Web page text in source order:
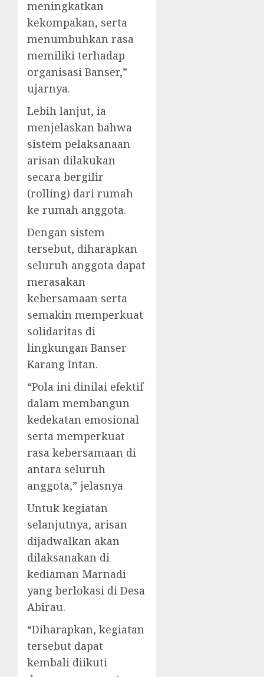
meningkatkan
kekompakan, serta
menumbuhkan rasa
memiliki terhadap
organisasi Banser,”
ujarnya.
Lebih lanjut, ia
menjelaskan bahwa
sistem pelaksanaan
arisan dilakukan
secara bergilir
(rolling) dari rumah
ke rumah anggota.
Dengan sistem
tersebut, diharapkan
seluruh anggota dapat
merasakan
kebersamaan serta
semakin memperkuat
solidaritas di
lingkungan Banser
Karang Intan.
“Pola ini dinilai efektif
dalam membangun
kedekatan emosional
serta memperkuat
rasa kebersamaan di
antara seluruh
anggota,” jelasnya
Untuk kegiatan
selanjutnya, arisan
dijadwalkan akan
dilaksanakan di
kediaman Marnadi
yang berlokasi di Desa
Abirau.
“Diharapkan, kegiatan
tersebut dapat
kembali diikuti